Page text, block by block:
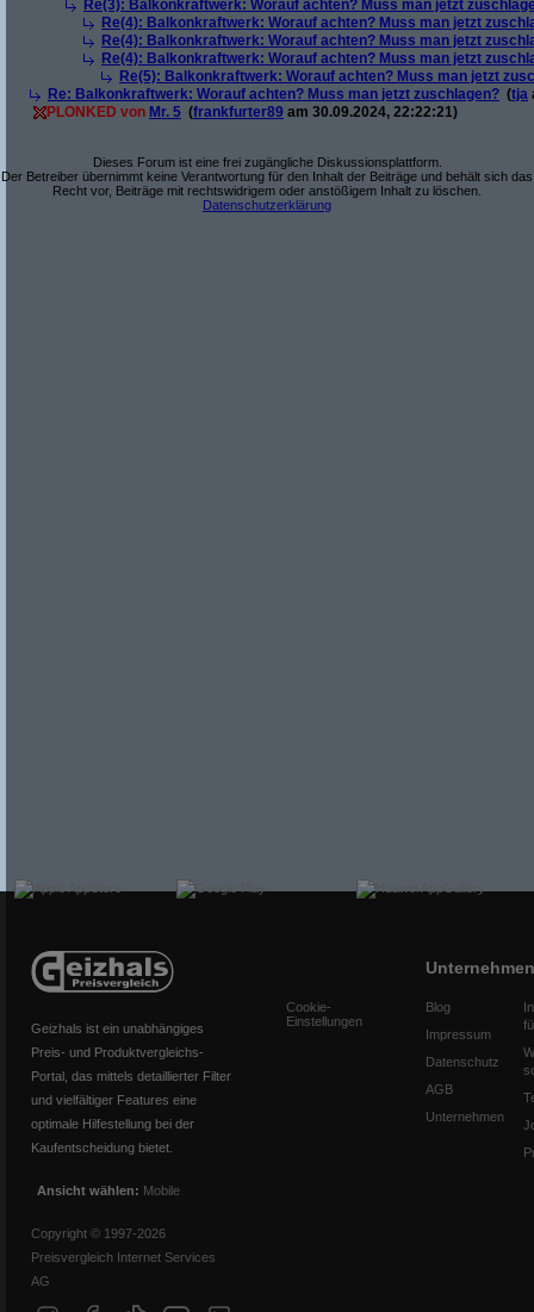
Re(3): Balkonkraftwerk: Worauf achten? Muss man jetzt
Re(4): Balkonkraftwerk: Worauf achten? Muss man jetzt
Re(4): Balkonkraftwerk: Worauf achten? Muss man jetzt
Re(4): Balkonkraftwerk: Worauf achten? Muss man jetzt
Re(5): Balkonkraftwerk: Worauf achten? Muss man jetzt
Re: Balkonkraftwerk: Worauf achten? Muss man jetzt zuschlagen? (tja
PLONKED von Mr. 5 (frankfurter89 am 30.09.2024, 22:22:21)
Dieses Forum ist eine frei zugängliche Diskussionsplattform.
Der Betreiber übernimmt keine Verantwortung für den Inhalt der Beiträge und behält sich das
Recht vor, Beiträge mit rechtswidrigem oder anstößigem Inhalt zu löschen.
Datenschutzerklärung
Geizhals ist ein unabhängiges
Preis- und Produktvergleichs-
Portal, das mittels detaillierter Filter
und vielfältiger Features eine
optimale Hilfestellung bei der
Kaufentscheidung bietet.
Ansicht wählen: Mobile
Copyright © 1997-2026
Preisvergleich Internet Services
AG
Cookie-
Einstellungen
Unternehmen
Blog
Impressum
Datenschutz
AGB
Unternehmen